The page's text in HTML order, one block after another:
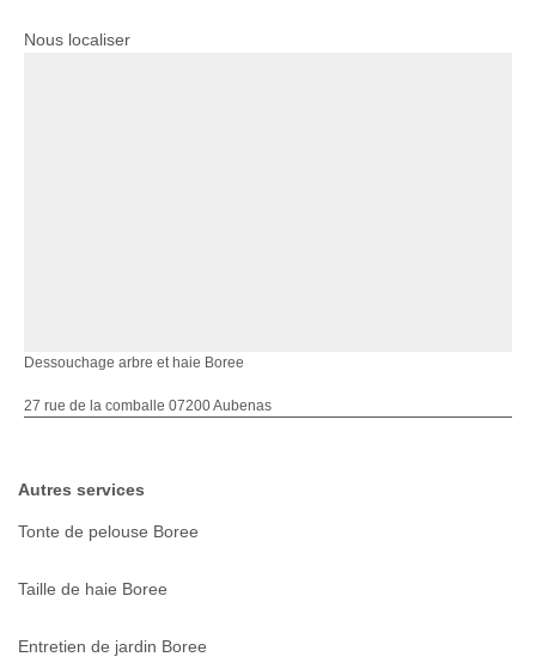
Nous localiser
Dessouchage arbre et haie Boree
27 rue de la comballe 07200 Aubenas
Autres services
Tonte de pelouse Boree
Taille de haie Boree
Entretien de jardin Boree